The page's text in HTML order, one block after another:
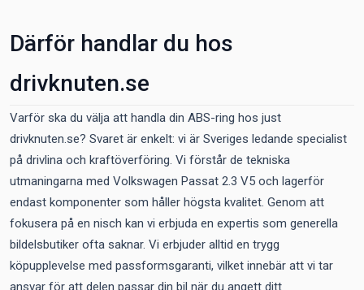
Därför handlar du hos
drivknuten.se
Varför ska du välja att handla din ABS-ring hos just
drivknuten.se? Svaret är enkelt: vi är Sveriges ledande specialist
på drivlina och kraftöverföring. Vi förstår de tekniska
utmaningarna med Volkswagen Passat 2.3 V5 och lagerför
endast komponenter som håller högsta kvalitet. Genom att
fokusera på en nisch kan vi erbjuda en expertis som generella
bildelsbutiker ofta saknar. Vi erbjuder alltid en trygg
köpupplevelse med passformsgaranti, vilket innebär att vi tar
ansvar för att delen passar din bil när du angett ditt